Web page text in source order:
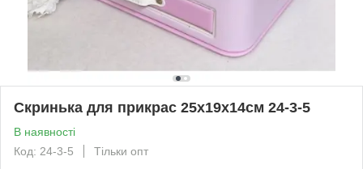
Скринька для прикрас 25х19х14см 24-3-5
В наявності
Код: 24-3-5
Тільки опт